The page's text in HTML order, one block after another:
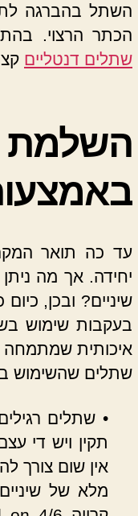
השתל בהברגה
הכתר הרצוי.
שתלים דנטליים
השלמת
עד כה תואר
יחידה. אך מה
שיניים? ובכן,
בעקבות שימוש
איכותית שמתמחה
שתלים שהשימוש
• שתלים
תקין ויש די
אין שום צורך